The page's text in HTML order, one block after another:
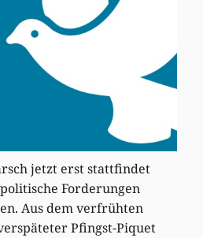
jetzt erst stattfindet
Forderungen
Aus dem verfrühten
Pfingst-Piquet